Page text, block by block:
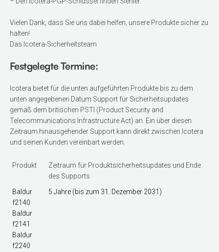
Vielen Dank, dass Sie uns dabei helfen, unsere Produkte sicher zu
halten!
Das Icotera-Sicherheitsteam
Festgelegte Termine:
Icotera bietet für die unten aufgeführten Produkte bis zu dem
unten angegebenen Datum Support für Sicherheitsupdates
gemäß dem britischen PSTI (Product Security and
Telecommunications Infrastructure Act) an. Ein über diesen
Zeitraum hinausgehender Support kann direkt zwischen Icotera
und seinen Kunden vereinbart werden.
Produkt
Zeitraum für Produktsicherheitsupdates und Ende
des Supports
Baldur
f2140
Baldur
f2141
Baldur
f2240
5 Jahre (bis zum 31. Dezember 2031)